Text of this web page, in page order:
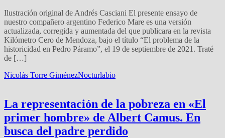
Ilustración original de Andrés Casciani El presente ensayo de
nuestro compañero argentino Federico Mare es una versión
actualizada, corregida y aumentada del que publicara en la revista
Kilómetro Cero de Mendoza, bajo el título “El problema de la
historicidad en Pedro Páramo”, el 19 de septiembre de 2021. Traté
de […]
Nicolás Torre GiménezNocturlabio
La representación de la pobreza en «El
primer hombre» de Albert Camus. En
busca del padre perdido